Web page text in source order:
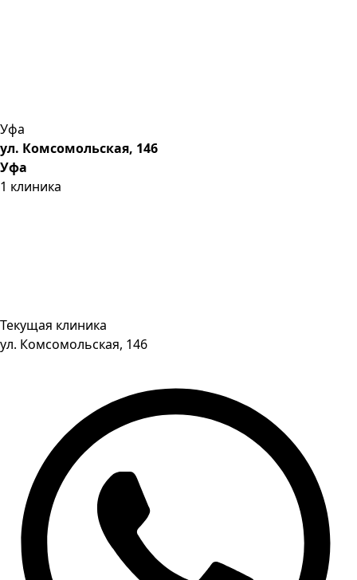
Уфа
ул. Комсомольская, 146
Уфа
1 клиника
Текущая клиника
ул. Комсомольская, 146